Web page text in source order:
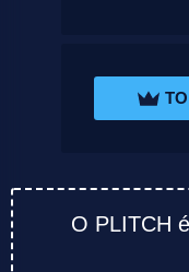
O PLITCH